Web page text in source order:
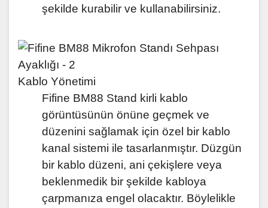
şekilde kurabilir ve kullanabilirsiniz.
Kablo Yönetimi
Fifine BM88 Stand kirli kablo
görüntüsünün önüne geçmek ve
düzenini sağlamak için özel bir kablo
kanal sistemi ile tasarlanmıştır. Düzgün
bir kablo düzeni, ani çekişlere veya
beklenmedik bir şekilde kabloya
çarpmanıza engel olacaktır. Böylelikle